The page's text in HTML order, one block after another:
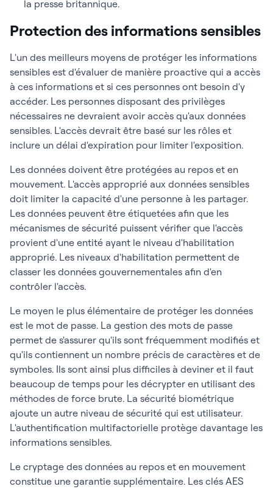
la presse britannique.
Protection des informations sensibles
L'un des meilleurs moyens de protéger les informations
sensibles est d'évaluer de manière proactive qui a accès
à ces informations et si ces personnes ont besoin d'y
accéder. Les personnes disposant des privilèges
nécessaires ne devraient avoir accès qu'aux données
sensibles. L'accès devrait être basé sur les rôles et
inclure un délai d'expiration pour limiter l'exposition.
Les données doivent être protégées au repos et en
mouvement. L'accès approprié aux données sensibles
doit limiter la capacité d'une personne à les partager.
Les données peuvent être étiquetées afin que les
mécanismes de sécurité puissent vérifier que l'accès
provient d'une entité ayant le niveau d'habilitation
approprié. Les niveaux d'habilitation permettent de
classer les données gouvernementales afin d'en
contrôler l'accès.
Le moyen le plus élémentaire de protéger les données
est le mot de passe. La gestion des mots de passe
permet de s'assurer qu'ils sont fréquemment modifiés et
qu'ils contiennent un nombre précis de caractères et de
symboles. Ils sont ainsi plus difficiles à deviner et il faut
beaucoup de temps pour les décrypter en utilisant des
méthodes de force brute. La sécurité biométrique
ajoute un autre niveau de sécurité qui est utilisateur.
L'authentification multifactorielle protège davantage les
informations sensibles.
Le cryptage des données au repos et en mouvement
constitue une garantie supplémentaire. Les clés AES